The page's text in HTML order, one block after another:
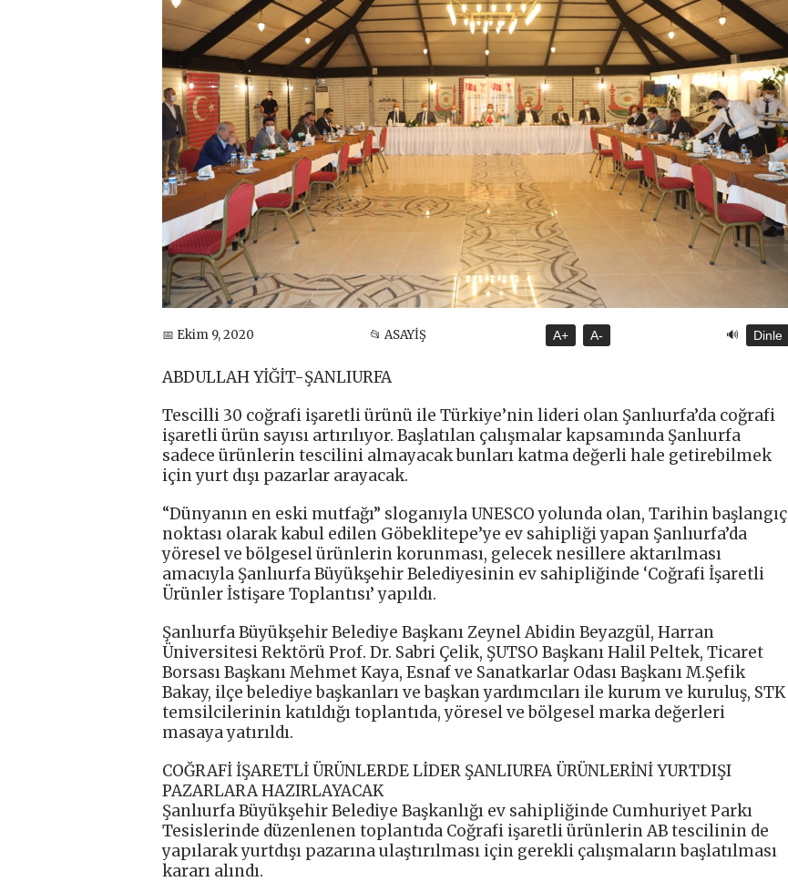
📅 Ekim 9, 2020 📂 ASAYİŞ A+ A- 🔊 Dinle
ABDULLAH YİĞİT-ŞANLIURFA
Tescilli 30 coğrafi işaretli ürünü ile Türkiye’nin lideri olan Şanlıurfa’da coğrafi
işaretli ürün sayısı artırılıyor. Başlatılan çalışmalar kapsamında Şanlıurfa
sadece ürünlerin tescilini almayacak bunları katma değerli hale getirebilmek
için yurt dışı pazarlar arayacak.
“Dünyanın en eski mutfağı” sloganıyla UNESCO yolunda olan, Tarihin başlangıç
noktası olarak kabul edilen Göbeklitepe’ye ev sahipliği yapan Şanlıurfa’da
yöresel ve bölgesel ürünlerin korunması, gelecek nesillere aktarılması
amacıyla Şanlıurfa Büyükşehir Belediyesinin ev sahipliğinde ‘Coğrafi İşaretli
Ürünler İstişare Toplantısı’ yapıldı.
Şanlıurfa Büyükşehir Belediye Başkanı Zeynel Abidin Beyazgül, Harran
Üniversitesi Rektörü Prof. Dr. Sabri Çelik, ŞUTSO Başkanı Halil Peltek, Ticaret
Borsası Başkanı Mehmet Kaya, Esnaf ve Sanatkarlar Odası Başkanı M.Şefik
Bakay, ilçe belediye başkanları ve başkan yardımcıları ile kurum ve kuruluş, STK
temsilcilerinin katıldığı toplantıda, yöresel ve bölgesel marka değerleri
masaya yatırıldı.
COĞRAFİ İŞARETLİ ÜRÜNLERDE LİDER ŞANLIURFA ÜRÜNLERİNİ YURTDIŞI
PAZARLARA HAZIRLAYACAK
Şanlıurfa Büyükşehir Belediye Başkanlığı ev sahipliğinde Cumhuriyet Parkı
Tesislerinde düzenlenen toplantıda Coğrafi işaretli ürünlerin AB tescilinin de
yapılarak yurtdışı pazarına ulaştırılması için gerekli çalışmaların başlatılması
kararı alındı.